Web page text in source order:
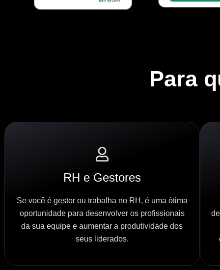
Para
RH e Gestores
Se você é gestor ou trabalha no RH, é uma ótima
oportunidade para desenvolver os profissionais
da sua equipe e aumentar a produtividade dos
seus liderados.